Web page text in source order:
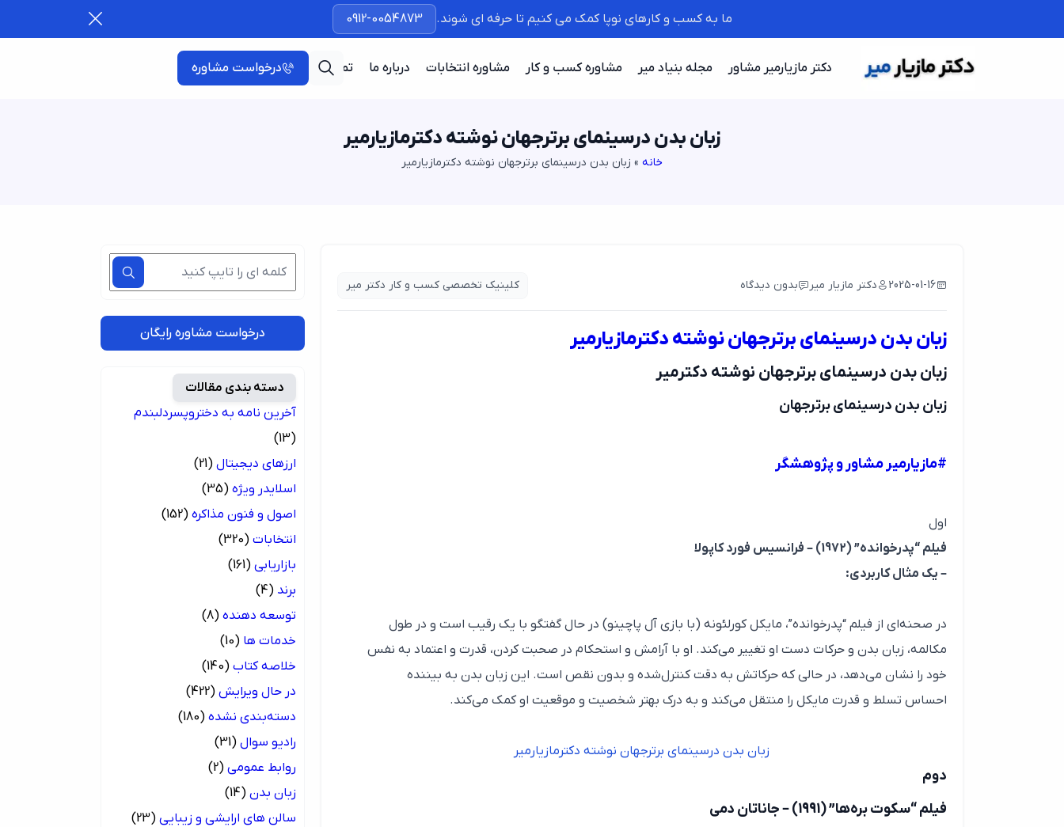
ما به کسب و کارهای نوپا کمک می کنیم تا حرفه ای شوند. 0912-0054873
دکتر مازیارمیر مشاور مجله بنیاد میر مشاوره کسب و کار مشاوره انتخابات درباره ما تماس با ما درخواست مشاوره
زبان بدن درسینمای برترجهان نوشته دکترمازیارمیر
خانه » زبان بدن درسینمای برترجهان نوشته دکترمازیارمیر
2025-01-16 دکتر مازیار میر بدون دیدگاه کلینیک تخصصی کسب و کار دکتر میر
زبان بدن درسینمای برترجهان نوشته دکترمازیارمیر
زبان بدن درسینمای برترجهان نوشته دکترمیر
زبان بدن درسینمای برترجهان
#مازیارمیر مشاور و پژوهشگر
اول
فیلم “پدرخوانده” (1972) – فرانسیس فورد کاپولا
– یک مثال کاربردی:
در صحنه‌ای از فیلم “پدرخوانده”، مایکل کورلئونه (با بازی آل پاچینو) در حال گفتگو با یک رقیب است و در طول
مکالمه، زبان بدن و حرکات دست او تغییر می‌کند. او با آرامش و استحکام در صحبت کردن، قدرت و اعتماد به نفس
خود را نشان می‌دهد، در حالی که حرکاتش به دقت کنترل‌شده و بدون نقص است. این زبان بدن به بیننده
احساس تسلط و قدرت مایکل را منتقل می‌کند و به درک بهتر شخصیت و موقعیت او کمک می‌کند.
زبان بدن درسینمای برترجهان نوشته دکترمازیارمیر
دوم
فیلم “سکوت بره‌ها” (1991) – جاناتان دمی
درخواست مشاوره رایگان
دسته بندی مقالات
آخرین نامه به دختروپسردلبندم
(13)
ارزهای دیجیتال (21)
اسلایدر ویژه (35)
اصول و فنون مذاکره (152)
انتخابات (320)
بازاریابی (161)
برند (4)
توسعه دهنده (8)
خدمات ها (10)
خلاصه کتاب (140)
در حال ویرایش (422)
دسته‌بندی نشده (180)
رادیو سوال (31)
روابط عمومی (2)
زبان بدن (14)
سالن های ارایشی و زیبایی (23)